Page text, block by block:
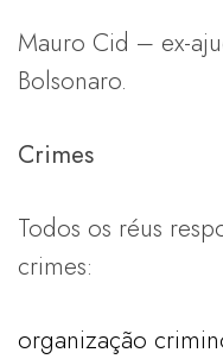
Mauro Cid – ex-
Bolsonaro.
Crimes
Todos os réus
crimes:
organização